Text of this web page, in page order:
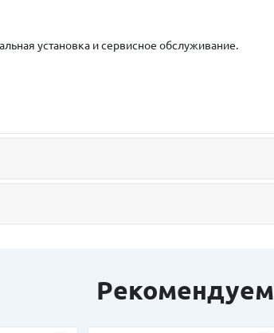
установка и сервисное обслуживание.
Рекомендуем